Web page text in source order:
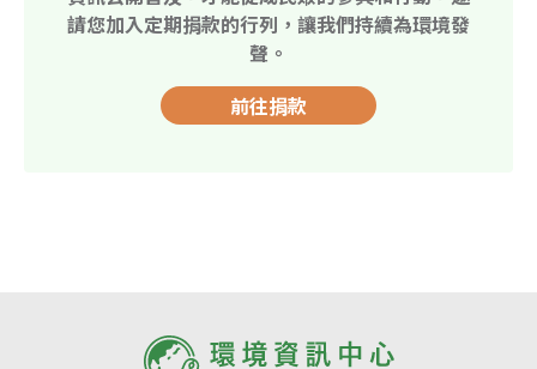
請您加入定期捐款的行列，讓我們持續為環境發
聲。
前往捐款